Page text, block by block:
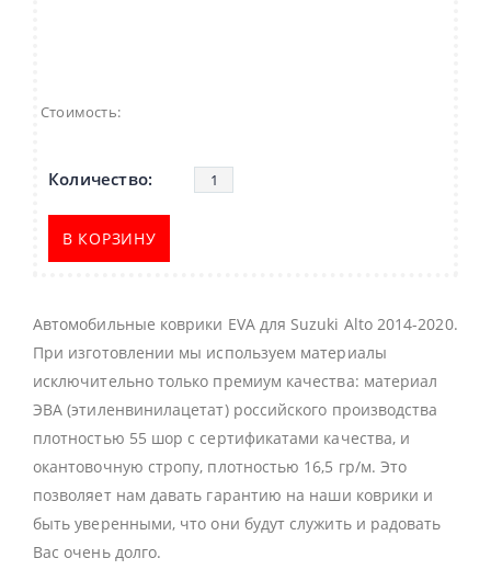
Стоимость:
В КОРЗИНУ
Автомобильные коврики EVA для Suzuki Alto 2014-2020.
При изготовлении мы используем материалы
исключительно только премиум качества: материал
ЭВА (этиленвинилацетат) российского производства
плотностью 55 шор с сертификатами качества, и
окантовочную стропу, плотностью 16,5 гр/м. Это
позволяет нам давать гарантию на наши коврики и
быть уверенными, что они будут служить и радовать
Вас очень долго.